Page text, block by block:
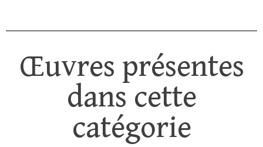
Œuvres présentes
dans cette
catégorie